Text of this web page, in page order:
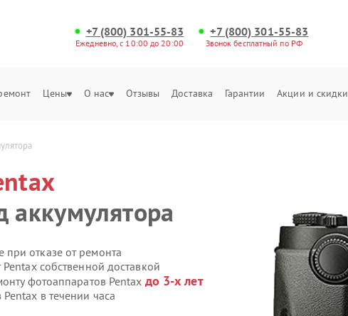
+7 (800) 301-55-83
Ежедневно, с 10:00 до 20:00
+7 (800) 301-55-83
Звонок бесплатный по РФ
Цены О нас Отзывы Доставка Гарантии Акции и скидки
аккумулятора
при отказе от ремонта
собственной доставкой
фотоаппаратов Pentax до 3-х лет
в течении часа